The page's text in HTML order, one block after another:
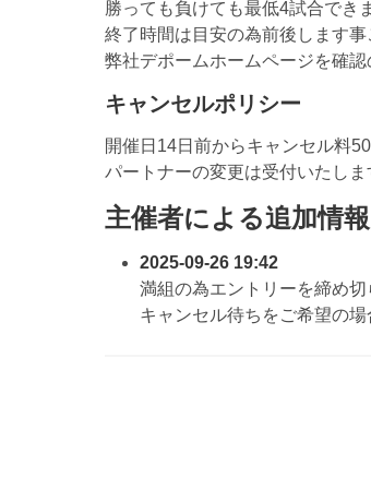
勝っても負けても最低4試合でき
終了時間は目安の為前後します事
弊社デポームホームページを確認
キャンセルポリシー
開催日14日前からキャンセル料
パートナーの変更は受付いたしま
主催者による追加情報
2025-09-26 19:42
満組の為エントリーを締め切
キャンセル待ちをご希望の場